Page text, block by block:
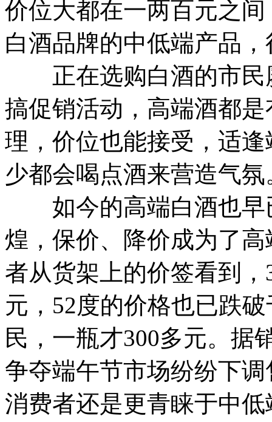
价位大都在一两百元之
白酒品牌的中低端产品
正在选购白酒的市民
搞促销活动，高端酒都
理，价位也能接受，适
少都会喝点酒来营造气氛
如今的高端白酒也早
煌，保价、降价成为了
者从货架上的价签看到
元，52度的价格也已跌
民，一瓶才300多元。据
争夺端午节市场纷纷下
消费者还是更青睐于中